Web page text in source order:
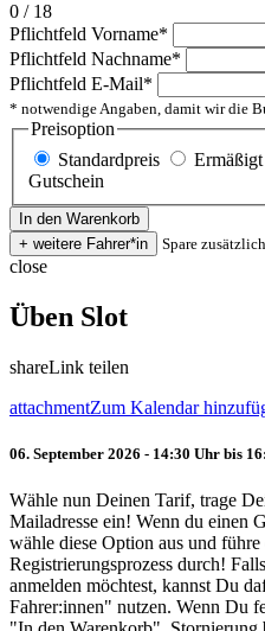
0 / 18
Pflichtfeld Vorname*
Pflichtfeld Nachname*
Pflichtfeld E-Mail*
* notwendige Angaben, damit wir die
Preisoption
Standardpreis
Gutschein
Spare
close
Üben Slot
shareLink teilen
attachmentZum Kalendar
06. September 2026 - 14:30 Uhr bis
Wähle nun Deinen Tarif, trage
Mailadresse ein! Wenn du einen
wähle diese Option aus und
Registrierungsprozess durch!
anmelden möchtest, kannst Du
Fahrer:innen" nutzen. Wenn Du